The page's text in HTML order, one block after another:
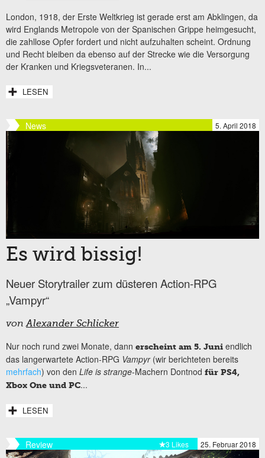
London, 1918, der Erste Weltkrieg ist gerade erst am Abklingen, da
wird Englands Metropole von der Spanischen Grippe heimgesucht,
die zahllose Opfer fordert und nicht aufzuhalten scheint. Ordnung
und Recht bleiben da ebenso auf der Strecke wie die Versorgung
der Kranken und Kriegsveteranen. In...
LESEN
News 5. April 2018
Es wird bissig!
Neuer Storytrailer zum düsteren Action-RPG
„Vampyr“
vonAlexander Schlicker
Nur noch rund zwei Monate, dann erscheint am 5. Juni endlich
das langerwartete Action-RPG Vampyr(wir berichteten bereits
mehrfach) von den Life is strange-Machern Dontnod für PS4,
Xbox One und PC...
LESEN
Review 25. Februar 2018
3 Likes